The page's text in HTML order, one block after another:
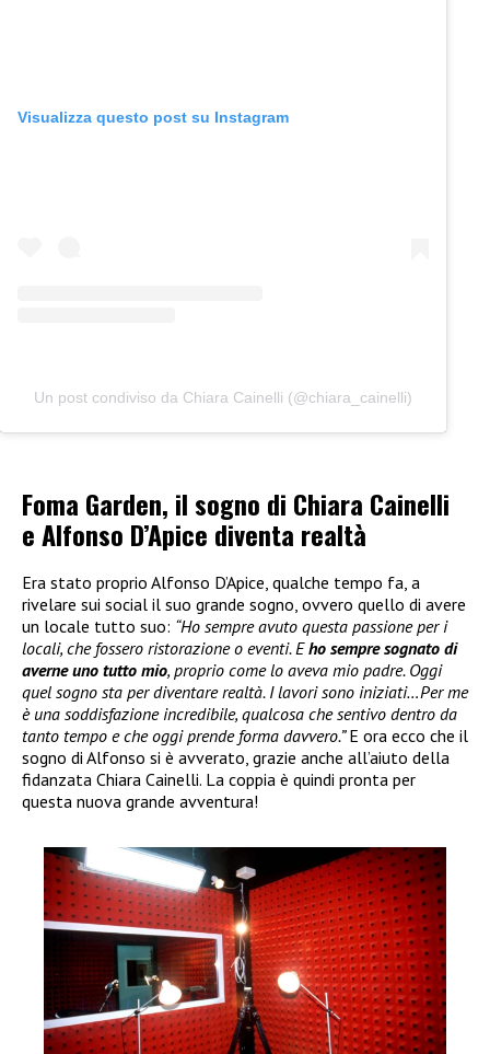
Visualizza questo post su Instagram
Un post condiviso da Chiara Cainelli (@chiara_cainelli)
Foma Garden, il sogno di Chiara Cainelli
e Alfonso D’Apice diventa realtà
Era stato proprio Alfonso D’Apice, qualche tempo fa, a
rivelare sui social il suo grande sogno, ovvero quello di avere
un locale tutto suo: “Ho sempre avuto questa passione per i
locali, che fossero ristorazione o eventi. Eho sempre sognato di
averne uno tutto mio, proprio come lo aveva mio padre. Oggi
quel sogno sta per diventare realtà. I lavori sono iniziati…Per me
è una soddisfazione incredibile, qualcosa che sentivo dentro da
tanto tempo e che oggi prende forma davvero.”E ora ecco che il
sogno di Alfonso si è avverato, grazie anche all’aiuto della
fidanzata Chiara Cainelli. La coppia è quindi pronta per
questa nuova grande avventura!